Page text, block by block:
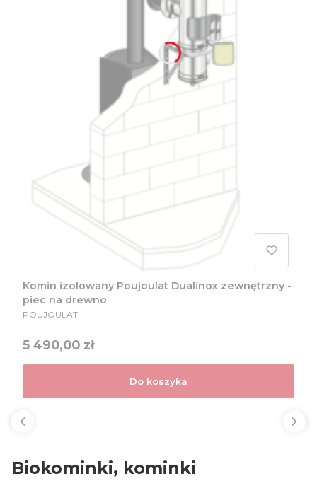
Komin izolowany Poujoulat Dualinox zewnętrzny -
piec na drewno
PRODUCENT
POUJOULAT
Cena
5 490,00 zł
Do koszyka
Biokominki, kominki